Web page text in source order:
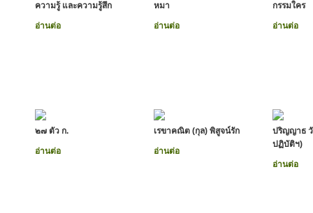
ความรู้ และความรู้สึก
อ่านต่อ
หมา
อ่านต่อ
กรรมใคร
อ่านต่อ
๒๗ ตัว ก.
อ่านต่อ
เรขาคณิต (กุล) พิสูจน์รัก
อ่านต่อ
ปริญญาธ
ปฏิบัติฯ)
อ่านต่อ